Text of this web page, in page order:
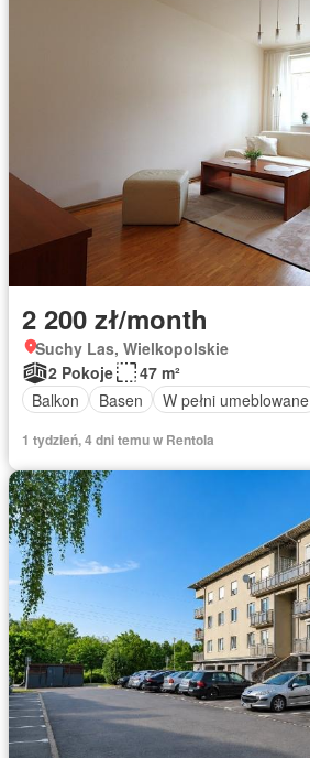
2 200 zł/month
Suchy Las, Wielkopolskie
2 Pokoje
47 m²
Balkon
Basen W pełni umeblowane
1 tydzień, 4 dni temu w Rentola